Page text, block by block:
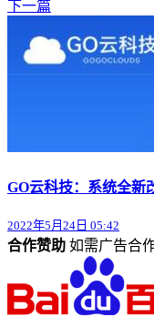
下一篇
GO云科技：系统全新
2022年5月24日 05:42
合作赞助 如需广告合